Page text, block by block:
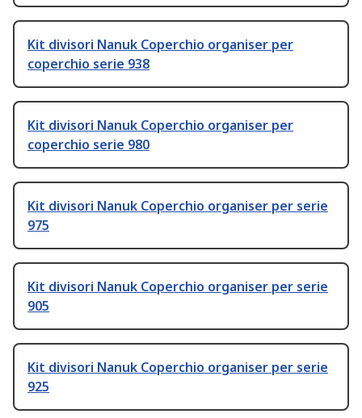
Kit divisori Nanuk Coperchio organiser per
coperchio serie 938
Kit divisori Nanuk Coperchio organiser per
coperchio serie 980
Kit divisori Nanuk Coperchio organiser per serie
975
Kit divisori Nanuk Coperchio organiser per serie
905
Kit divisori Nanuk Coperchio organiser per serie
925